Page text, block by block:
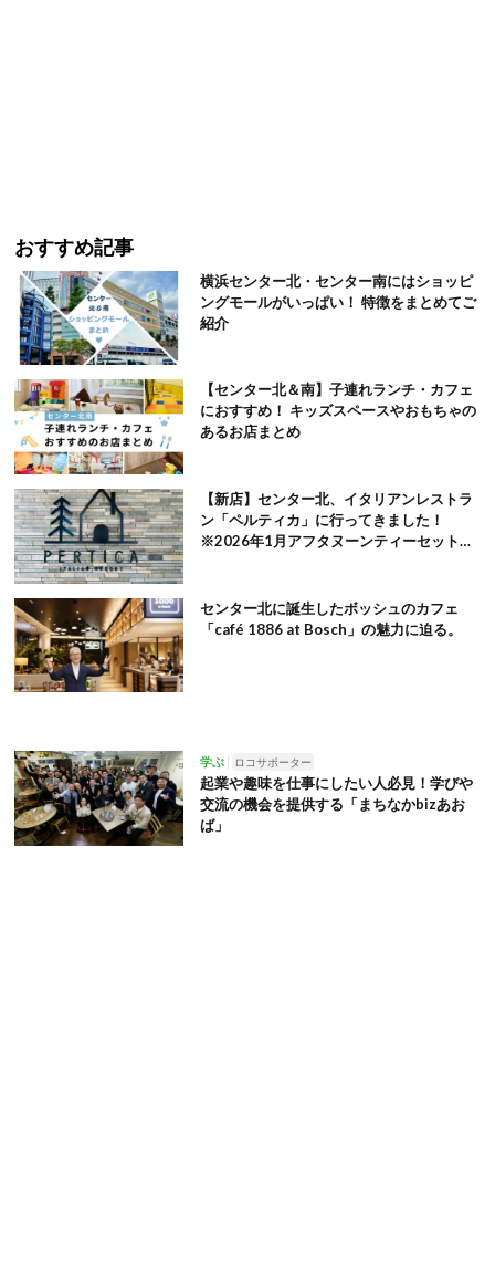
おすすめ記事
横浜センター北・センター南にはショッピ
ングモールがいっぱい！ 特徴をまとめてご
紹介
【センター北＆南】子連れランチ・カフェ
におすすめ！ キッズスペースやおもちゃの
あるお店まとめ
【新店】センター北、イタリアンレストラ
ン「ペルティカ」に行ってきました！
※2026年1月アフタヌーンティーセット追
センター北に誕生したボッシュのカフェ
「café 1886 at Bosch」の魅力に迫る。
学ぶ ロコサポーター
起業や趣味を仕事にしたい人必見！学びや
交流の機会を提供する「まちなかbizあお
ば」